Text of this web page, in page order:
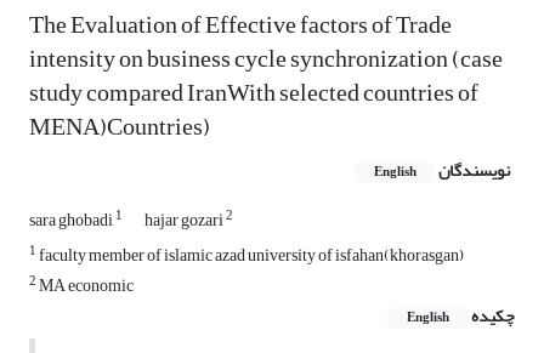
The Evaluation of Effective factors of Trade
intensity on business cycle synchronization (case
study compared IranWith selected countries of
MENA)Countries)
نویسندگان English
sara ghobadi1 hajar gozari2
1faculty member of islamic azad university of isfahan(khorasgan)
2MA economic
چکیده
English